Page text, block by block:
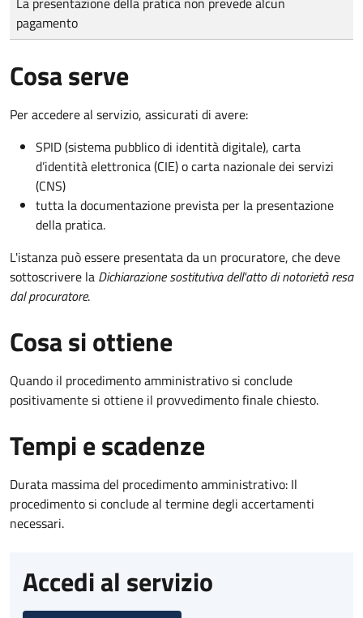
pagamento
Cosa serve
Per accedere al servizio, assicurati di avere:
SPID (sistema pubblico di identità digitale), carta
d’identità elettronica (CIE) o carta nazionale dei servizi
(CNS)
tutta la documentazione prevista per la presentazione
della pratica.
L'istanza può essere presentata da un procuratore, che deve
sottoscrivere la Dichiarazione sostitutiva dell'atto di notorietà resa
dal procuratore.
Cosa si ottiene
Quando il procedimento amministrativo si conclude
positivamente si ottiene il provvedimento finale chiesto.
Tempi e scadenze
Durata massima del procedimento amministrativo: Il
procedimento si conclude al termine degli accertamenti
necessari.
Accedi al servizio